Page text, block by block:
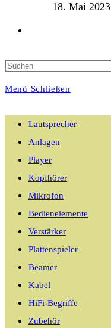
18. Mai 2023
Suche
umschalten
Menü Schließen
Lautsprecher
Anlagen
Player
Kopfhörer
Mikrofon
Bedienelemente
Verstärker
Plattenspieler
Beamer
Kabel
HiFi-Begriffe
Zubehör